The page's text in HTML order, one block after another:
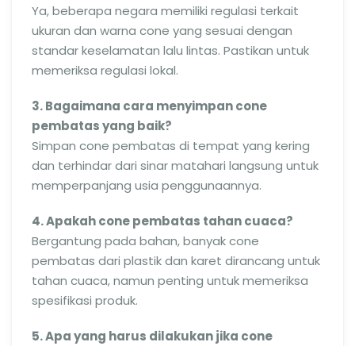
Ya, beberapa negara memiliki regulasi terkait
ukuran dan warna cone yang sesuai dengan
standar keselamatan lalu lintas. Pastikan untuk
memeriksa regulasi lokal.
3. Bagaimana cara menyimpan cone
pembatas yang baik?
Simpan cone pembatas di tempat yang kering
dan terhindar dari sinar matahari langsung untuk
memperpanjang usia penggunaannya.
4. Apakah cone pembatas tahan cuaca?
Bergantung pada bahan, banyak cone
pembatas dari plastik dan karet dirancang untuk
tahan cuaca, namun penting untuk memeriksa
spesifikasi produk.
5. Apa yang harus dilakukan jika cone